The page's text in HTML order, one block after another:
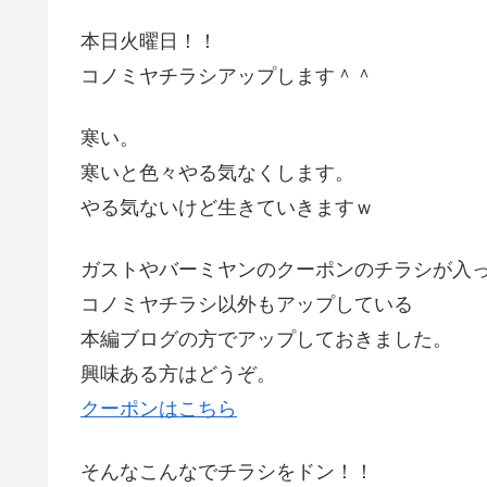
本日火曜日！！
コノミヤチラシアップします＾＾
寒い。
寒いと色々やる気なくします。
やる気ないけど生きていきますｗ
ガストやバーミヤンのクーポンのチラシが入
コノミヤチラシ以外もアップしている
本編ブログの方でアップしておきました。
興味ある方はどうぞ。
クーポンはこちら
そんなこんなでチラシをドン！！